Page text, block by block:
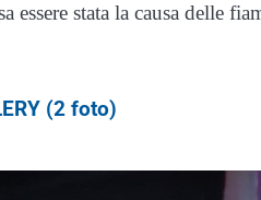
essere stata la causa delle
(2 foto)